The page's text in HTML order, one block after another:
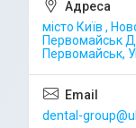
місто Київ ,
Первомайськ
Первомайськ,
dental-